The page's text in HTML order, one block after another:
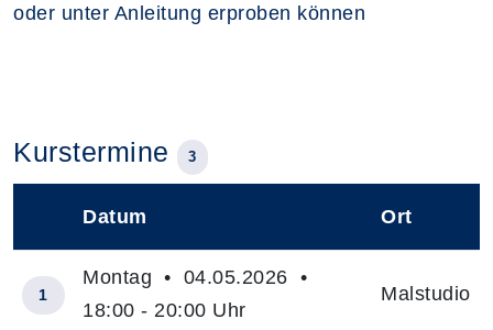
oder unter Anleitung erproben können
Kurstermine 3
Datum Ort
1
Montag • 04.05.2026 •
18:00 - 20:00 Uhr
Malstudio